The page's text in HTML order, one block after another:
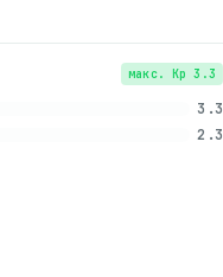
макс. Kp 3.3
3.3
2.3